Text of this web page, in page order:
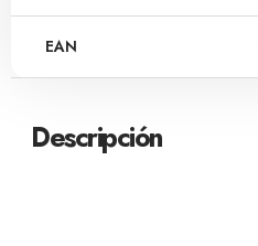
EAN
Descripción